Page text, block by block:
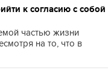
к согласию с собой
частью жизни
на то, что в